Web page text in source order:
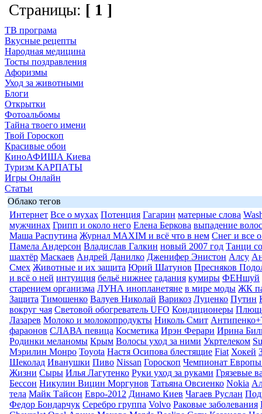
Страницы: [ 1 ]
ТВ програма
Вкусные рецепты
Народная медицина
Тосты поздравления
Афоризмы
Уход за животными
Блоги
Открытки
Фотоальбомы
Тайна твоего имени
Твой Гороскоп
Красивые обои
КиноАФИША Киева
Туризм КАРПАТЫ
Игры Онлайн
Статьи
Облако тегов
Интернет Все о мухах Потенция Гагарин матерные слова
мужчинах Грипп и около него Елена Беркова выпадение волос
Маша Распутина Журнал MAXIM и всё что в нем Снег и все
Памела Андерсон Владислав Галкин новый 2007 год Танци
шахтёр Маскаев Андрей Данилко Дженифер Энистон Алсу
Смех Животные и их защита Юрий Шатунов Пресняков
и всё о ней интуиция бельё нижнее гадания кумиры ФЕНшуй
старением организма ЛУНА инопланетяне в мире моды ЖК
Защита Тимошенко Валуев Николай Варикоз Луценко Путин
вокруг чая Световой обогреватель UFO Кондиционеры
Лазарев Молоко и молокопродукты Николь Смит
фараонов СЛАВА певица Косметика Ирэн Ферари Ирина
Родинки меланомы Крым Волосы уход за ними Укртелеком
Мэрилин Монро Toyota Настя Осипова блестящие Fiat Хокей
Шеколад Иванушки Пиво Nissan Гороскоп Чемпионат
Жизни Сыры Илья Лагутенко Руки уход за руками Грязевые
Бессон Никулин Вицин Моргунов Татьяна Овсиенко Nokia
тела Майк Тайсон Евро-2012 Динамо Киев Чагаев Руслан
Федор Бондарчук Серебро группа Volvo Раковые заболевания